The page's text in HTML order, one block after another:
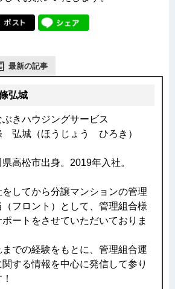
最新の記事
弘城
ぶきハウジングサービス
弘城（ほうじょう ひろき）
高松市出身。2019年入社。
をしてから分譲マンションの管理
（フロント）として、管理組合様
ポートをさせていただいておりま
までの経験をもとに、管理組合運
関する情報を中心に発信して参り